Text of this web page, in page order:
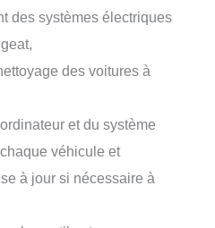
des systèmes électriques
des voitures à
et du système
véhicule et
à jour si nécessaire à